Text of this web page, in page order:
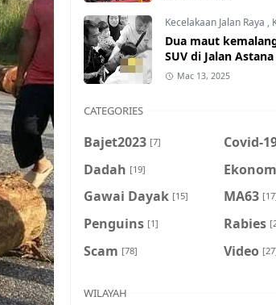
Kecelakaan Jalan Raya ,
Dua maut
SUV di Jalan Astana
Mac 13, 2025
CATEGORIES
Bajet2023 [7] Covid-
Dadah [19]
Gawai Dayak [15] MA63
Penguins [1] Rabies
Scam [78] Video
WILAYAH